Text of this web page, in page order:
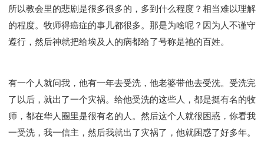
所以教会里的悲剧是很多很多的，多到什么程度？相当难以理解
的程度。牧师得癌症的事儿都很多。那是为啥呢？因为人不谨守
遵行，然后神就把给埃及人的病都给了号称是祂的百姓。
有一个人就问我，他有一年去受洗，他老婆带他去受洗。受洗完
了以后，就出了一个灾祸。给他受洗的这些人，都是挺有名的牧
师，都在华人圈里是很有名的人。然后这个人就很困惑，你看我
一受洗，我一信主，然后我就出了灾祸了，他就困惑了好多年。